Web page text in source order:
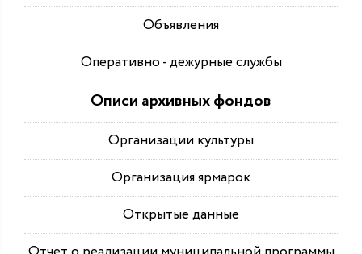
Объявления
Оперативно - дежурные службы
Описи архивных фондов
Организации культуры
Организация ярмарок
Открытые данные